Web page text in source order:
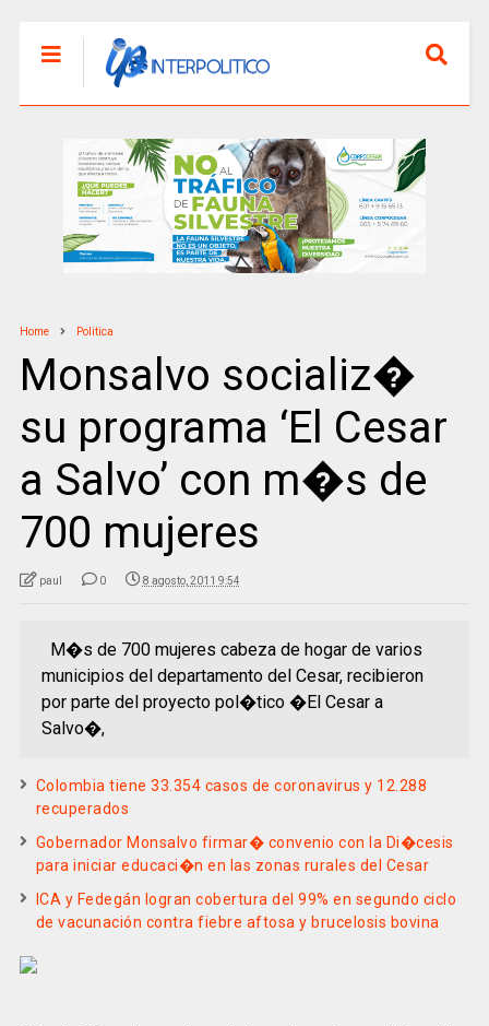
Home Politica
Monsalvo socializ�
su programa ‘El Cesar
a Salvo’ con m�s de
700 mujeres
paul 0 8 agosto, 2011 9:54
M�s de 700 mujeres cabeza de hogar de varios
municipios del departamento del Cesar, recibieron
por parte del proyecto pol�tico �El Cesar a
Salvo�,
Colombia tiene 33.354 casos de coronavirus y 12.288
recuperados
Gobernador Monsalvo firmar� convenio con la Di�cesis
para iniciar educaci�n en las zonas rurales del Cesar
ICA y Fedegán logran cobertura del 99% en segundo ciclo
de vacunación contra fiebre aftosa y brucelosis bovina